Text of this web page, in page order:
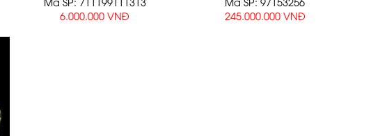
6.000.000 VNĐ
245.000.000 VNĐ